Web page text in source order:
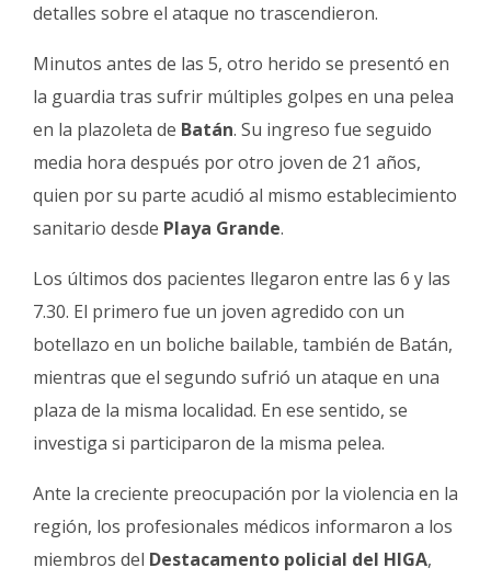
detalles sobre el ataque no trascendieron.
Minutos antes de las 5, otro herido se presentó en
la guardia tras sufrir múltiples golpes en una pelea
en la plazoleta de Batán. Su ingreso fue seguido
media hora después por otro joven de 21 años,
quien por su parte acudió al mismo establecimiento
sanitario desde Playa Grande.
Los últimos dos pacientes llegaron entre las 6 y las
7.30. El primero fue un joven agredido con un
botellazo en un boliche bailable, también de Batán,
mientras que el segundo sufrió un ataque en una
plaza de la misma localidad. En ese sentido, se
investiga si participaron de la misma pelea.
Ante la creciente preocupación por la violencia en la
región, los profesionales médicos informaron a los
miembros del Destacamento policial del HIGA,